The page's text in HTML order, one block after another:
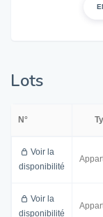
Lots
N°
Voir la
disponibilité
Voir la
disponibilité